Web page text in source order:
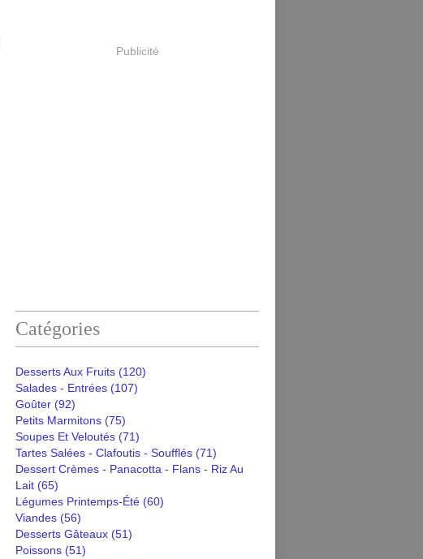
Publicité
Catégories
Desserts Aux Fruits (120)
Salades - Entrées (107)
Goûter (92)
Petits Marmitons (75)
Soupes Et Veloutés (71)
Tartes Salées - Clafoutis - Soufflés (71)
Dessert Crèmes - Panacotta - Flans - Riz Au
Lait (65)
Légumes Printemps-Été (60)
Viandes (56)
Desserts Gâteaux (51)
Poissons (51)